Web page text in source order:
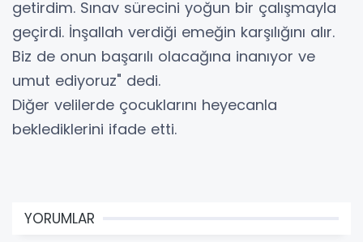
getirdim. Sınav sürecini yoğun bir çalışmayla
geçirdi. İnşallah verdiği emeğin karşılığını alır.
Biz de onun başarılı olacağına inanıyor ve
umut ediyoruz" dedi.
Diğer velilerde çocuklarını heyecanla
beklediklerini ifade etti.
YORUMLAR